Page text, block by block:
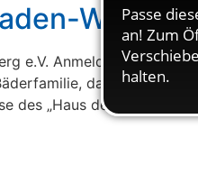
e.V. Anmeldung Der
das
des „Haus des